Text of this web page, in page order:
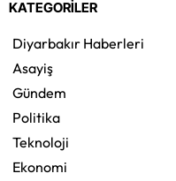
KATEGORİLER
Diyarbakır Haberleri
Asayiş
Gündem
Politika
Teknoloji
Ekonomi